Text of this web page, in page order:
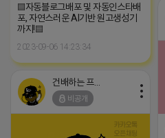
▤자동블로그배포 및 자동인스타배
포, 자연스러운 AI기반 원고생성기
까지!▤
2023-09-06 14:23:34
건배하는 프로도
비공개